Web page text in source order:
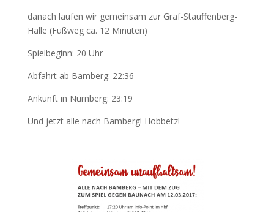
danach laufen wir gemeinsam zur Graf-Stauffenberg-
Halle (Fußweg ca. 12 Minuten)
Spielbeginn: 20 Uhr
Abfahrt ab Bamberg: 22:36
Ankunft in Nürnberg: 23:19
Und jetzt alle nach Bamberg! Hobbetz!